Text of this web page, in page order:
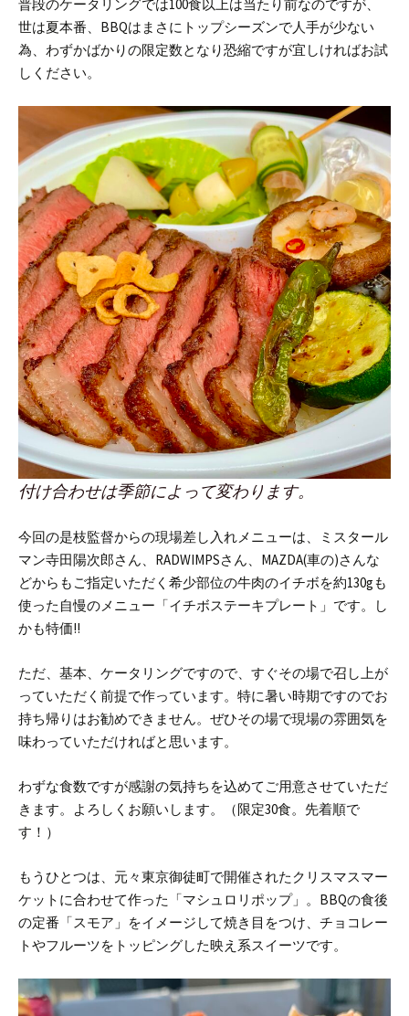
普段のケータリングでは100食以上は当たり前なのですが、
世は夏本番、BBQはまさにトップシーズンで人手が少ない
為、わずかばかりの限定数となり恐縮ですが宜しければお試
しください。
付け合わせは季節によって変わります。
今回の是枝監督からの現場差し入れメニューは、ミスタール
マン寺田陽次郎さん、RADWIMPSさん、MAZDA(車の)さんな
どからもご指定いただく希少部位の牛肉のイチボを約130gも
使った自慢のメニュー「イチボステーキプレート」です。し
かも特価!!
ただ、基本、ケータリングですので、すぐその場で召し上が
っていただく前提で作っています。特に暑い時期ですのでお
持ち帰りはお勧めできません。ぜひその場で現場の雰囲気を
味わっていただければと思います。
わずな食数ですが感謝の気持ちを込めてご用意させていただ
きます。よろしくお願いします。（限定30食。先着順で
す！）
もうひとつは、元々東京御徒町で開催されたクリスマスマー
ケットに合わせて作った「マシュロリポップ」。 BBQの食後
の定番「スモア」をイメージして焼き目をつけ、チョコレー
トやフルーツをトッピングした映え系スイーツです。